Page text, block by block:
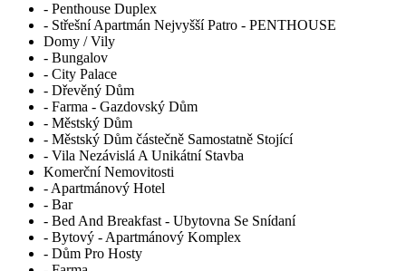
- Penthouse Duplex
- Střešní Apartmán Nejvyšší Patro - PENTHOUSE
Domy / Vily
- Bungalov
- City Palace
- Dřevěný Dům
- Farma - Gazdovský Dům
- Městský Dům
- Městský Dům částečně Samostatně Stojící
- Vila Nezávislá A Unikátní Stavba
Komerční Nemovitosti
- Apartmánový Hotel
- Bar
- Bed And Breakfast - Ubytovna Se Snídaní
- Bytový - Apartmánový Komplex
- Dům Pro Hosty